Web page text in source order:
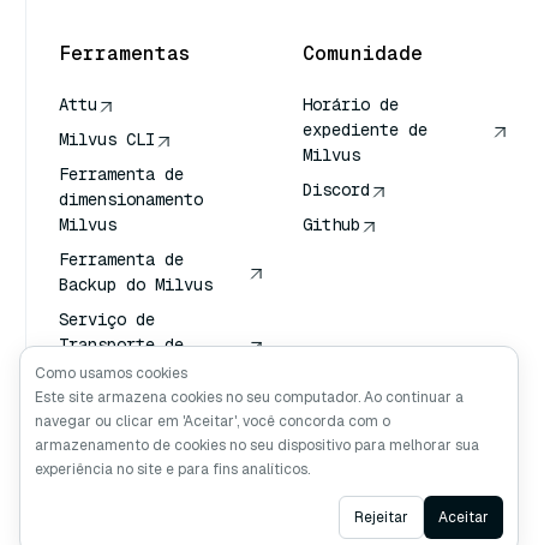
Ferramentas
Attu
Milvus CLI
Ferramenta de
dimensionamento
Milvus
Ferramenta de
Backup do Milvus
Serviço de
Transporte de
Vetores (VTS)
Pesquisador
profundo
Contexto de Claude
Comunidade
Horário de
expediente de
Milvus
Discord
Github
Ask AI
Como usamos cookies
Este site armazena cookies no seu computador. Ao continuar a
navegar ou clicar em 'Aceitar', você concorda com o
armazenamento de cookies no seu dispositivo para melhorar sua
experiência no site e para fins analíticos.
Rejeitar Aceitar